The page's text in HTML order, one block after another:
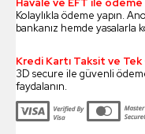
Havale ve EFT ile ödeme
Kolaylıkla ödeme yapın.
bankanız hemde yasalarla
Kredi Kartı Taksit ve Tek
3D secure ile güvenli
faydalanın.